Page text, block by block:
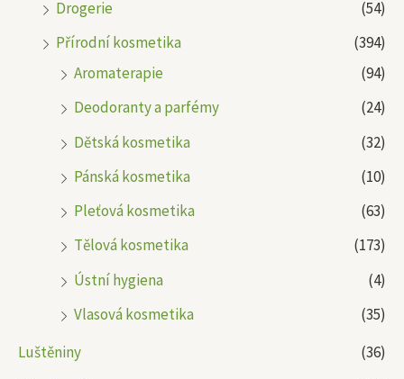
Drogerie
(54)
Přírodní kosmetika
(394)
Aromaterapie
(94)
Deodoranty a parfémy
(24)
Dětská kosmetika
(32)
Pánská kosmetika
(10)
Pleťová kosmetika
(63)
Tělová kosmetika
(173)
Ústní hygiena
(4)
Vlasová kosmetika
(35)
Luštěniny
(36)